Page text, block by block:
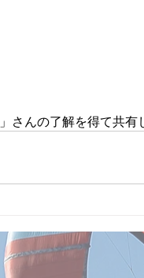
」さんの了解を得て共有